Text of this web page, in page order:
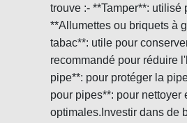
trouve :- **Tamper**:
**Allumettes ou briquets à
tabac**: utile pour
recommandé pour réduire
pipe**: pour protéger la
pour pipes**: pour
optimales.Investir dans de